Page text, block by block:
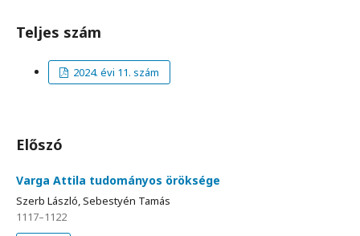
Teljes szám
2024. évi 11. szám
Előszó
Varga Attila tudományos öröksége
Szerb László, Sebestyén Tamás
1117–1122